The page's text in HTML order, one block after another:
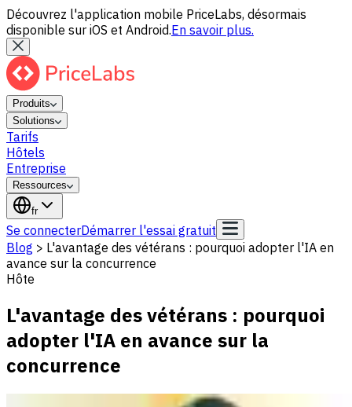
Découvrez l'application mobile PriceLabs, désormais
disponible sur iOS et Android.En savoir plus.
Produits
Solutions
Tarifs
Hôtels
Entreprise
Ressources
fr
Se connecterDémarrer l'essai gratuit
Blog > L'avantage des vétérans : pourquoi adopter l'IA en
avance sur la concurrence
Hôte
L'avantage des vétérans : pourquoi
adopter l'IA en avance sur la
concurrence